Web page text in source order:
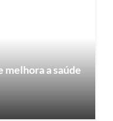
a saúde